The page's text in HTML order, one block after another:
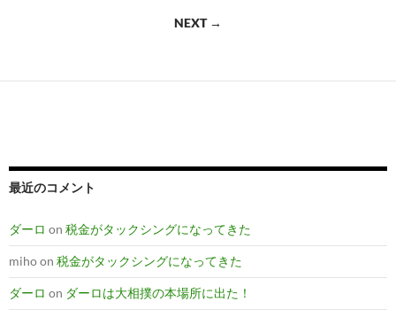
NEXT →
最近のコメント
ダーロ on 税金がタックシングになってきた
mihoon 税金がタックシングになってきた
ダーロ on ダーロは大相撲の本場所に出た！